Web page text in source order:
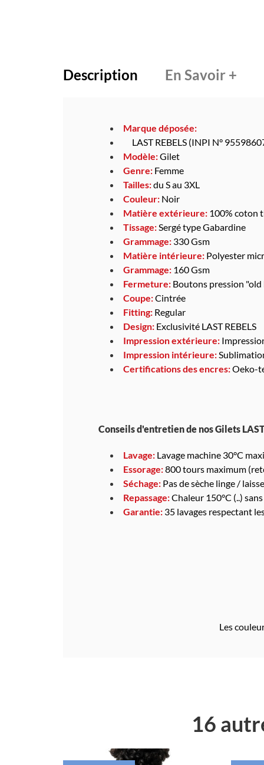
Description En Savoir +
Marque déposée:
LAST REBELS (INPI N°
Modèle:Gilet
Genre: Femme
Tailles:du S au 3XL
Couleur: Noir
Matière extérieure: 100% coton
Tissage:Sergé typeGabardine
Grammage: 330 Gsm
Matière intérieure: Polyester
Grammage: 160 Gsm
Fermeture: Boutons pression
Coupe:Cintrée
Fitting: Regular
Design: Exclusivité LAST REBELS
Impression extérieure:
Impression intérieure:
Certifications des encres:Oeko-
Conseils d'entretien de nos Gilets
Lavage: Lavage machine 30°C
Essorage:800 tours maximum
Séchage: Pas de sèche linge /
Repassage:Chaleur 150°C (..)
Garantie: 35 lavages respectant
Les
16